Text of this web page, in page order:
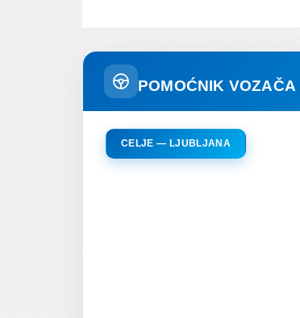
POMOĆNIK VOZAČA
CELJE — LJUBLJANA